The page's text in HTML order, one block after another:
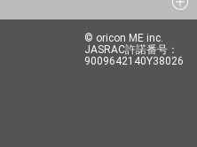
© oricon ME inc.
JASRAC許諾番号：
9009642140Y38026